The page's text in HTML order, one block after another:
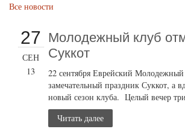
Все новости
27
СЕН
13
Молодежный клуб
Суккот
22 сентября Еврейский
замечательный праздник Суккот, а
новый сезон клуба. Целый вечер три
Читать далее